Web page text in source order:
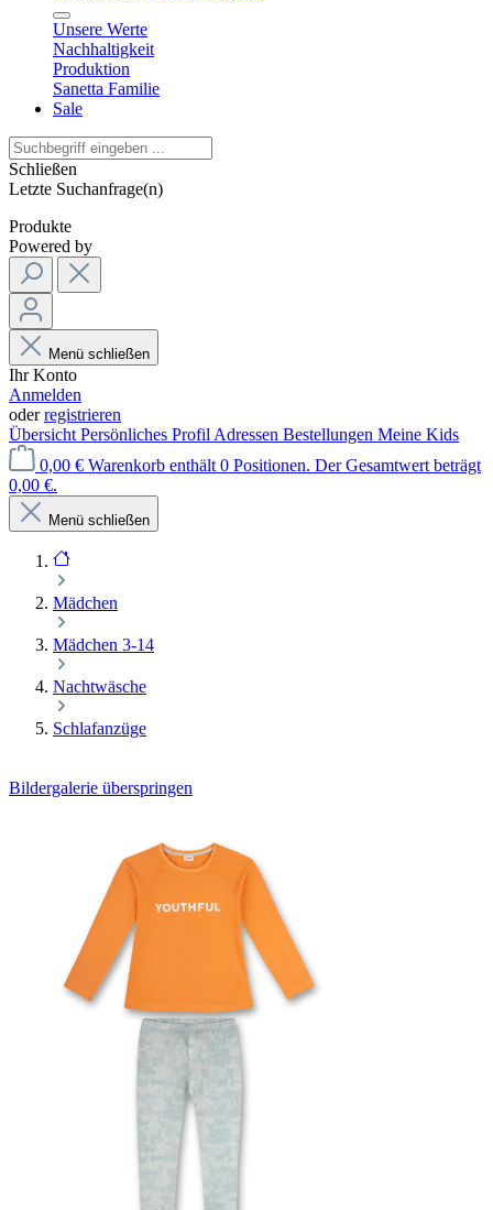
Unsere Werte
Nachhaltigkeit
Produktion
Sanetta Familie
Sale
Schließen
Letzte Suchanfrage(n)
Produkte
Powered by
Menü schließen
Ihr Konto
Anmelden
oderregistrieren
Übersicht Persönliches Profil Adressen Bestellungen Meine Kids
0,00 € Warenkorb enthält 0 Positionen. Der Gesamtwert beträgt
0,00 €.
Menü schließen
Mädchen
Mädchen 3-14
Nachtwäsche
Schlafanzüge
Bildergalerie überspringen